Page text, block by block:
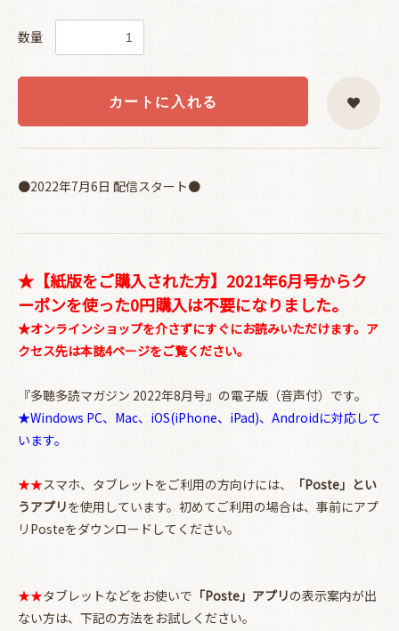
数量
カートに入れる
お買い物を続ける カートへ進む
●2022年7月6日 配信スタート●
★【紙版をご購入された方】2021年6月号からク
ーポンを使った0円購入は不要になりました。
★オンラインショップを介さずにすぐにお読みいただけます。ア
クセス先は本誌4ページをご覧ください。
『多聴多読マガジン 2022年8月号』の電子版（音声付）です。
★Windows PC、Mac、iOS(iPhone、iPad)、Androidに対応して
います。
★★スマホ、タブレットをご利用の方向けには、
「Poste」とい
うアプリを使用しています。初めてご利用の場合は、事前にアプ
リPosteをダウンロードしてください。
★★タブレットなどをお使いで 「Poste」アプリの表示案内が出
ない方は、下記の方法をお試しください。